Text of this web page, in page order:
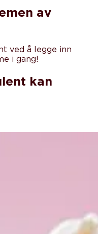
av
ved å legge inn
i gang!
kan